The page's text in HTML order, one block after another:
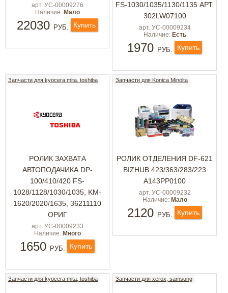
арт. УС-00009276
Наличие: Мало
22030 РУБ. Купить
FS-1030/1035/1130/1135 АРТ.
302LW07100
арт. УС-00009234
Наличие: Есть
1970 РУБ. Купить
Запчасти для kyocera mita, toshiba
РОЛИК ЗАХВАТА
АВТОПОДАЧИКА DP-
100/410/420 FS-
1028/1128/1030/1035, KM-
1620/2020/1635, 36211110
ОРИГ
арт. УС-00009233
Наличие: Много
1650 РУБ. Купить
Запчасти для Konica Minolta
РОЛИК ОТДЕЛЕНИЯ DF-621
BIZHUB 423/363/283/223
A143PP0100
арт. УС-00009232
Наличие: Мало
2120 РУБ. Купить
Запчасти для kyocera mita, toshiba Запчасти для xerox, samsung